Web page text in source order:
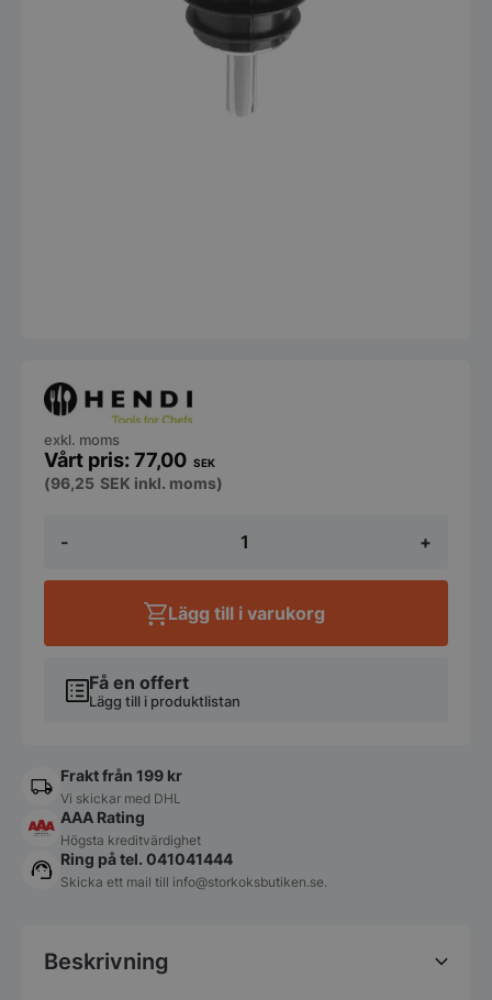
-
flow
+
77,00 SEK
exkl. moms
(96,25 SEK inkl. moms)
Få en offert
Lägg till i produktlistan
Lägg till i varukorg
Frakt från 199 kr
Vi skickar med DHL
AAA Rating
Högsta kreditvärdighet
Ring på tel. 041041444
Skicka ett mail till info@storkoksbutiken.se.
Beskrivning